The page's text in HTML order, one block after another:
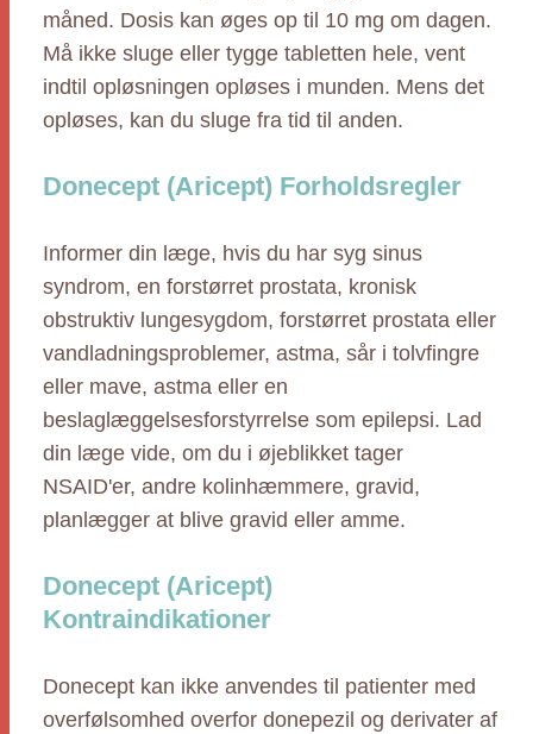
måned. Dosis kan øges op til 10 mg om dagen.
Må ikke sluge eller tygge tabletten hele, vent
indtil opløsningen opløses i munden. Mens det
opløses, kan du sluge fra tid til anden.
Donecept (Aricept) Forholdsregler
Informer din læge, hvis du har syg sinus
syndrom, en forstørret prostata, kronisk
obstruktiv lungesygdom, forstørret prostata eller
vandladningsproblemer, astma, sår i tolvfingre
eller mave, astma eller en
beslaglæggelsesforstyrrelse som epilepsi. Lad
din læge vide, om du i øjeblikket tager
NSAID'er, andre kolinhæmmere, gravid,
planlægger at blive gravid eller amme.
Donecept (Aricept)
Kontraindikationer
Donecept kan ikke anvendes til patienter med
overfølsomhed overfor donepezil og derivater af